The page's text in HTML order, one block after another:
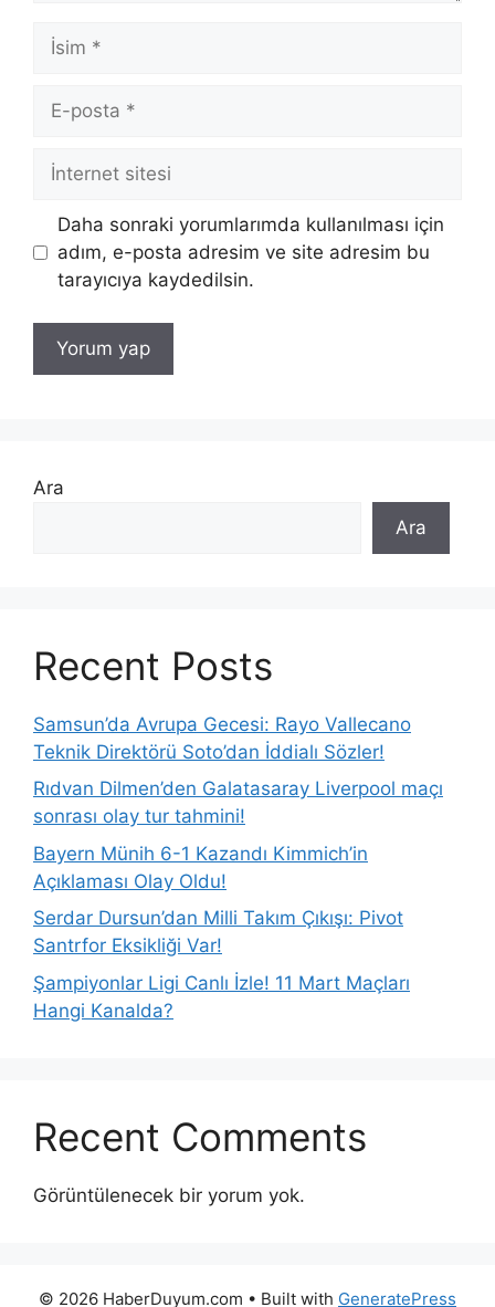
İsim
posta
İnternet
Daha sonraki yorumlarımda kullanılması için
adım, e-posta adresim ve site adresim bu
tarayıcıya kaydedilsin.
Ara
Ara
Recent Posts
Samsun’da Avrupa Gecesi: Rayo Vallecano
Teknik Direktörü Soto’dan İddialı Sözler!
Rıdvan Dilmen’den Galatasaray Liverpool maçı
sonrası olay tur tahmini!
Bayern Münih 6-1 Kazandı Kimmich’in
Açıklaması Olay Oldu!
Serdar Dursun’dan Milli Takım Çıkışı: Pivot
Santrfor Eksikliği Var!
Şampiyonlar Ligi Canlı İzle! 11 Mart Maçları
Hangi Kanalda?
Recent Comments
Görüntülenecek bir yorum yok.
© 2026 HaberDuyum.com • Built with GeneratePress